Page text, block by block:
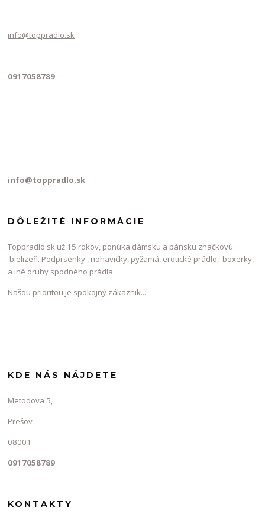
info@toppradlo.sk
0917058789
info@toppradlo.sk
DÔLEŽITÉ INFORMÁCIE
Toppradlo.sk už 15 rokov, ponúka dámsku a pánsku značkovú
bielizeň. Podprsenky , nohavičky, pyžamá, erotické prádlo, boxerky,
a iné druhy spodného prádla.
Našou prioritou je spokojný zákaznik...
KDE NÁS NÁJDETE
Metodova 5,
Prešov
08001
0917058789
KONTAKTY